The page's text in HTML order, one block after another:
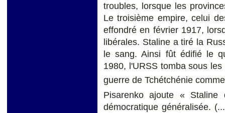
troubles, lorsque les
Le troisième empire, celui
effondré en février 1917,
libérales. Staline a tiré la
le sang. Ainsi fût édifié le
1980, l'URSS tomba sous
guerre de Tchétchénie
Pisarenko ajoute «
démocratique généralisée.